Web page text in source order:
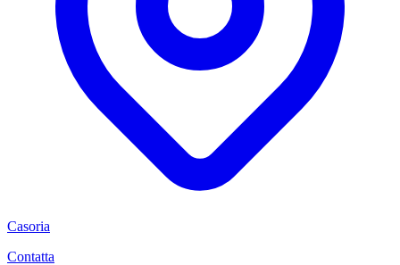
Casoria
Contatta